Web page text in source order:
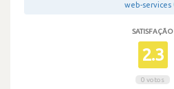
web-services
SATISFAÇÃO
2.3
0 votos